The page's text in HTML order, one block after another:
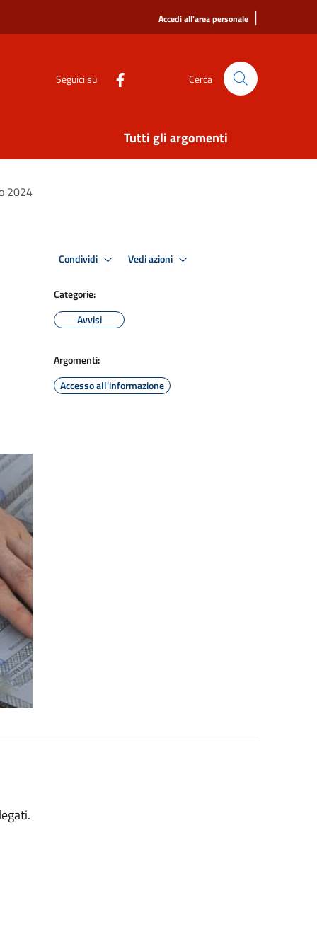
Accedi all'area personale |
Seguici su Cerca
Tutti gli argomenti
2024
Condividi Vedi azioni
Categorie:
Avvisi
Argomenti:
Accesso all'informazione